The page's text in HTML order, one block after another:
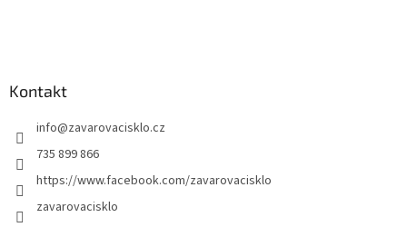
Kontakt
info@zavarovacisklo.cz
735 899 866
https://www.facebook.com/zavarovacisklo
zavarovacisklo